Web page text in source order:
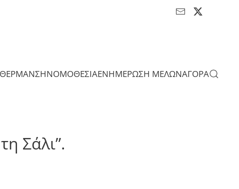
ΘΕΡΜΑΝΣΗΝΟΜΟΘΕΣΙΑΕΝΗΜΕΡΩΣΗ ΜΕΛΩΝΑΓΟΡΑ
Σάλι”.